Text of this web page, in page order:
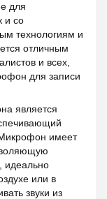
для
и со
технологиям и
отличным
и всех,
для записи
является
Микрофон имеет
идеально
или в
звуки из